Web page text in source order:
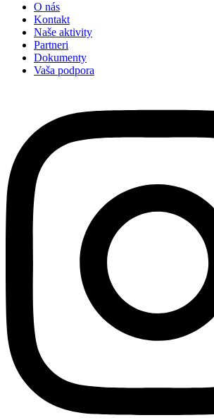
O nás
Kontakt
Naše aktivity
Partneri
Dokumenty
Vaša podpora